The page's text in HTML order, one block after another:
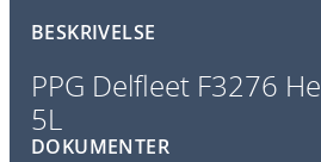
BESKRIVELSE
PPG Delfleet F3276
5L
DOKUMENTER